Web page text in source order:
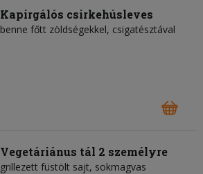
Kapirgálós csirkehúsleves
benne főtt zöldségekkel, csigatésztával
Vegetáriánus tál 2 személyre
grillezett füstölt sajt, sokmagvas